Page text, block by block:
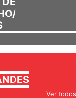
Ver todos